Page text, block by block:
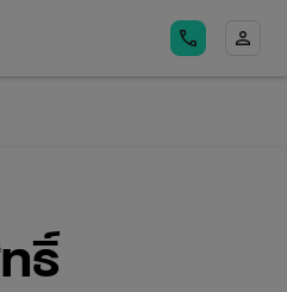
call person
ธิ์